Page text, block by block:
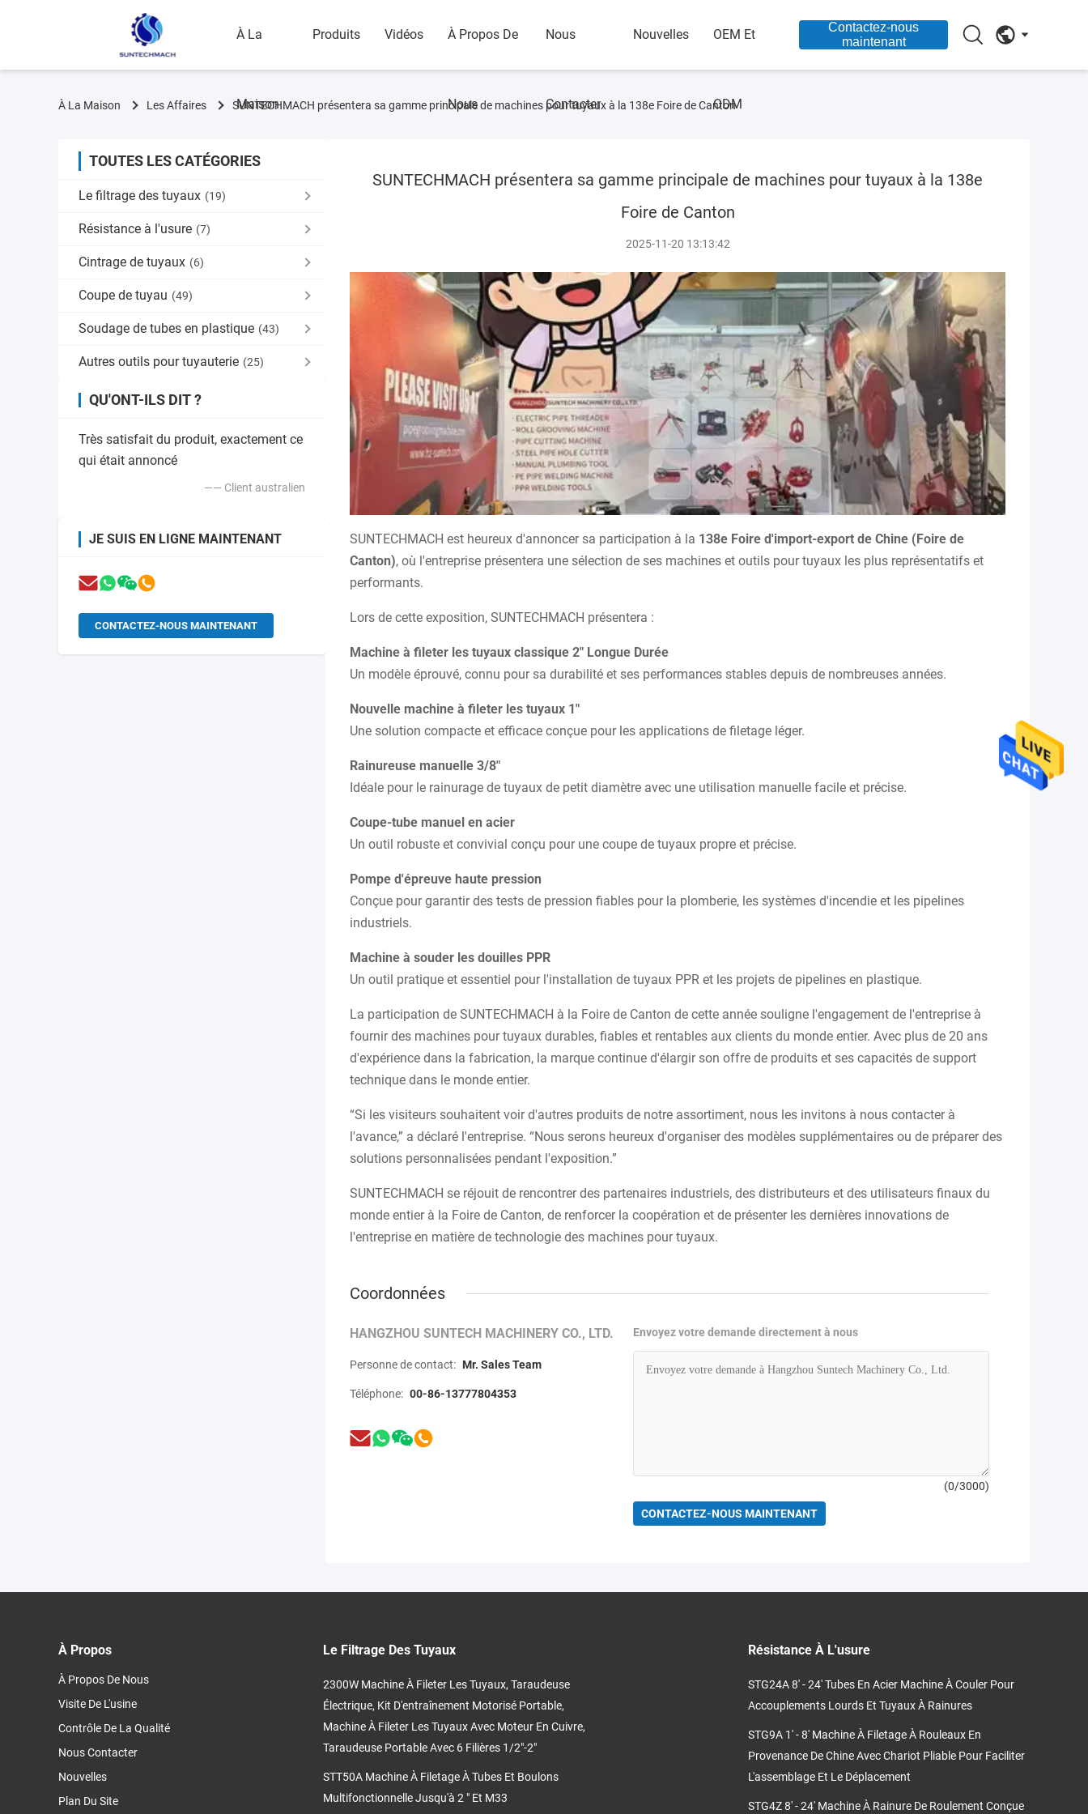
À La
Maison
Produits Vidéos À Propos De
Nous
Nous
Contacter
Nouvelles OEM Et
ODM
Contactez-nous
maintenant
À La Maison Les Affaires SUNTECHMACH présentera sa gamme principale de machines pour tuyaux à la 138e Foire de Canton
SUNTECHMACH présentera sa gamme principale de machines pour tuyaux à la 138e
Foire de Canton
2025-11-20 13:13:42
SUNTECHMACH est heureux d'annoncer sa participation à la 138e Foire d'import-export de Chine (Foire de
Canton), où l'entreprise présentera une sélection de ses machines et outils pour tuyaux les plus représentatifs et
performants.
Lors de cette exposition, SUNTECHMACH présentera :
Machine à fileter les tuyaux classique 2" Longue Durée
Un modèle éprouvé, connu pour sa durabilité et ses performances stables depuis de nombreuses années.
Nouvelle machine à fileter les tuyaux 1"
Une solution compacte et efficace conçue pour les applications de filetage léger.
Rainureuse manuelle 3/8"
Idéale pour le rainurage de tuyaux de petit diamètre avec une utilisation manuelle facile et précise.
Coupe-tube manuel en acier
Un outil robuste et convivial conçu pour une coupe de tuyaux propre et précise.
Pompe d'épreuve haute pression
Conçue pour garantir des tests de pression fiables pour la plomberie, les systèmes d'incendie et les pipelines
industriels.
Machine à souder les douilles PPR
Un outil pratique et essentiel pour l'installation de tuyaux PPR et les projets de pipelines en plastique.
La participation de SUNTECHMACH à la Foire de Canton de cette année souligne l'engagement de l'entreprise à
fournir des machines pour tuyaux durables, fiables et rentables aux clients du monde entier. Avec plus de 20 ans
d'expérience dans la fabrication, la marque continue d'élargir son offre de produits et ses capacités de support
technique dans le monde entier.
“Si les visiteurs souhaitent voir d'autres produits de notre assortiment, nous les invitons à nous contacter à
l'avance,” a déclaré l'entreprise. “Nous serons heureux d'organiser des modèles supplémentaires ou de préparer des
solutions personnalisées pendant l'exposition.”
SUNTECHMACH se réjouit de rencontrer des partenaires industriels, des distributeurs et des utilisateurs finaux du
monde entier à la Foire de Canton, de renforcer la coopération et de présenter les dernières innovations de
l'entreprise en matière de technologie des machines pour tuyaux.
Coordonnées
HANGZHOU SUNTECH MACHINERY CO., LTD.
Personne de contact: Mr. Sales Team
Téléphone: 00-86-13777804353
Envoyez votre demande directement à nous
(0/3000)
CONTACTEZ-NOUS MAINTENANT
JE SUIS EN LIGNE MAINTENANT
CONTACTEZ-NOUS MAINTENANT
TOUTES LES CATÉGORIES
Le filtrage des tuyaux (19)
Résistance à l'usure (7)
Cintrage de tuyaux (6)
Coupe de tuyau (49)
Soudage de tubes en plastique (43)
Autres outils pour tuyauterie (25)
QU'ONT-ILS DIT ?
Très satisfait du produit, exactement ce
qui était annoncé
—— Client australien
À Propos
À Propos De Nous
Visite De L'usine
Contrôle De La Qualité
Nous Contacter
Nouvelles
Plan Du Site
Le Filtrage Des Tuyaux
2300W Machine À Fileter Les Tuyaux, Taraudeuse
Électrique, Kit D'entraînement Motorisé Portable,
Machine À Fileter Les Tuyaux Avec Moteur En Cuivre,
Taraudeuse Portable Avec 6 Filières 1/2"-2"
STT50A Machine À Filetage À Tubes Et Boulons
Multifonctionnelle Jusqu'à 2 " Et M33
Résistance À L'usure
STG24A 8' - 24' Tubes En Acier Machine À Couler Pour
Accouplements Lourds Et Tuyaux À Rainures
STG9A 1' - 8' Machine À Filetage À Rouleaux En
Provenance De Chine Avec Chariot Pliable Pour Faciliter
L'assemblage Et Le Déplacement
STG4Z 8' - 24' Machine À Rainure De Roulement Conçue